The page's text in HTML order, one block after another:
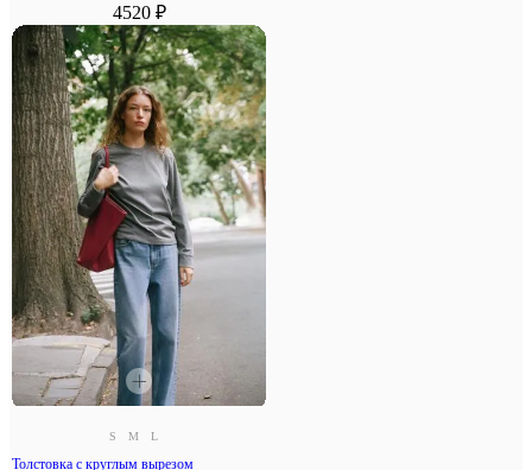
4520 ₽
S M L
Толстовка с круглым вырезом